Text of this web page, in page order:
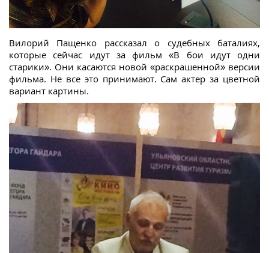
Вилорий Пащенко рассказал о судебных баталиях,
которые сейчас идут за фильм «В бои идут одни
старики». Они касаются новой «раскрашенной» версии
фильма. Не все это принимают. Сам актер за цветной
вариант картины.